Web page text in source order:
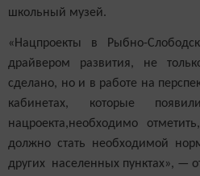
школьный музей.
«Нацпроекты в Рыбно-
драйвером развития, не
сделано, но и в работе на
кабинетах, которые
нацроекта,необходимо
должно стать необходимой
других населенных пунктах», —